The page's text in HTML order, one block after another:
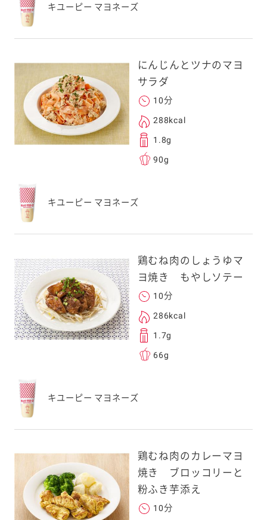
キユーピー マヨネーズ
にんじんとツナのマヨ
サラダ
10分
288kcal
1.8g
90g
キユーピー マヨネーズ
鶏むね肉のしょうゆマ
ヨ焼き もやしソテー
10分
286kcal
1.7g
66g
キユーピー マヨネーズ
鶏むね肉のカレーマヨ
焼き ブロッコリーと
粉ふき芋添え
10分